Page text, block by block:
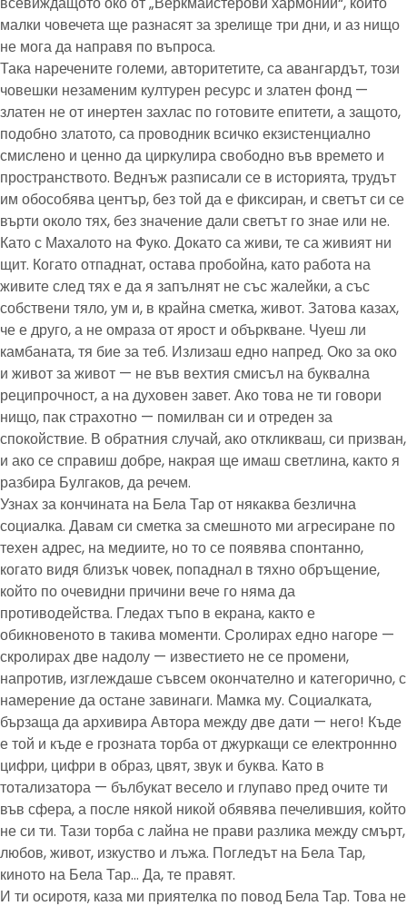
малки човечета ще разнасят за зрелище три дни, и аз нищо
не мога да направя по въпроса.
Така наречените големи, авторитетите, са авангардът, този
човешки незаменим културен ресурс и златен фонд —
златен не от инертен захлас по готовите епитети, а защото,
подобно златото, са проводник всичко екзистенциално
смислено и ценно да циркулира свободно във времето и
пространството. Веднъж разписали се в историята, трудът
им обособява център, без той да е фиксиран, и светът си се
върти около тях, без значение дали светът го знае или не.
Като с Махалото на Фуко. Докато са живи, те са живият ни
щит. Когато отпаднат, остава пробойна, като работа на
живите след тях е да я запълнят не със жалейки, а със
собствени тяло, ум и, в крайна сметка, живот. Затова казах,
че е друго, а не омраза от ярост и объркване. Чуеш ли
камбаната, тя бие за теб. Излизаш едно напред. Око за око
и живот за живот — не във вехтия смисъл на буквална
реципрочност, а на духовен завет. Ако това не ти говори
нищо, пак страхотно — помилван си и отреден за
спокойствие. В обратния случай, ако откликваш, си призван,
и ако се справиш добре, накрая ще имаш светлина, както я
разбира Булгаков, да речем.
Узнах за кончината на Бела Тар от някаква безлична
социалка. Давам си сметка за смешното ми агресиране по
техен адрес, на медиите, но то се появява спонтанно,
когато видя близък човек, попаднал в тяхно обръщение,
който по очевидни причини вече го няма да
противодейства. Гледах тъпо в екрана, както е
обикновеното в такива моменти. Сролирах едно нагоре —
скролирах две надолу — известието не се промени,
напротив, изглеждаше съвсем окончателно и категорично, с
намерение да остане завинаги. Мамка му. Социалката,
бързаща да архивира Автора между две дати — него! Къде
е той и къде е грозната торба от джуркащи се електроннно
цифри, цифри в образ, цвят, звук и буква. Като в
тотализатора — бълбукат весело и глупаво пред очите ти
във сфера, а после някой никой обявява печелившия, който
не си ти. Тази торба с лайна не прави разлика между смърт,
любов, живот, изкуство и лъжа. Погледът на Бела Тар,
киното на Бела Тар… Да, те правят.
И ти осиротя, каза ми приятелка по повод Бела Тар. Това не